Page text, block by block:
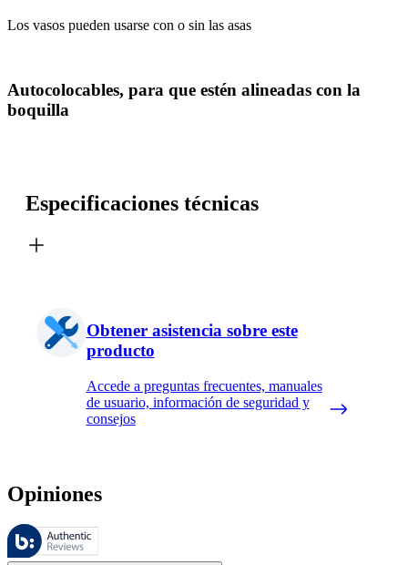
Los vasos pueden usarse con o sin las asas
Autocolocables, para que estén alineadas con la
boquilla
Especificaciones técnicas
Obtener asistencia sobre este
producto
Accede a preguntas frecuentes, manuales
de usuario, información de seguridad y
consejos
Opiniones
Estas reseñas las gestiona Bazaarvoice y cumplen con la política de